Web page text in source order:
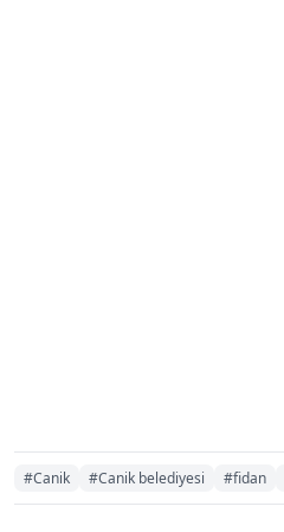
#Canik #Canik belediyesi #fidan